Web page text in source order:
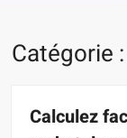
Catégorie :
Calculez